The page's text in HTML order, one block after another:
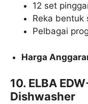
12 set
Reka bentuk
Pelbagai
Harga
10. ELBA
Dishwasher